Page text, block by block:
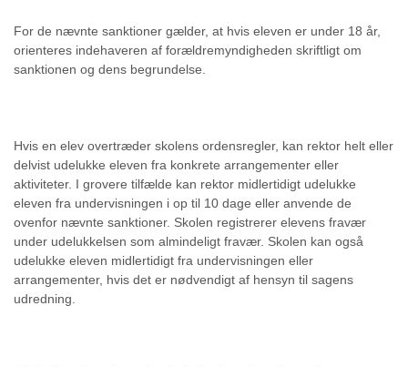
For de nævnte sanktioner gælder, at hvis eleven er under 18 år,
orienteres indehaveren af forældremyndigheden skriftligt om
sanktionen og dens begrundelse.
Hvis en elev overtræder skolens ordensregler, kan rektor helt eller
delvist udelukke eleven fra konkrete arrangementer eller
aktiviteter. I grovere tilfælde kan rektor midlertidigt udelukke
eleven fra undervisningen i op til 10 dage eller anvende de
ovenfor nævnte sanktioner. Skolen registrerer elevens fravær
under udelukkelsen som almindeligt fravær. Skolen kan også
udelukke eleven midlertidigt fra undervisningen eller
arrangementer, hvis det er nødvendigt af hensyn til sagens
udredning.